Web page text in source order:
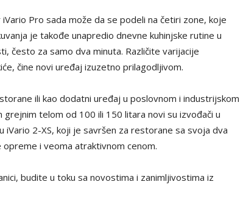
Pro sada može da se podeli na četiri zone, koje
je takođe unapredio dnevne kuhinjske rutine u
često za samo dva minuta. Različite varijacije
čine novi uređaj izuzetno prilagodljivom.
ili kao dodatni uređaj u poslovnom i industrijskom
telom od 100 ili 150 litara novi su izvođači u
2-XS, koji je savršen za restorane sa svoja dva
i veoma atraktivnom cenom.
budite u toku sa novostima i zanimljivostima iz